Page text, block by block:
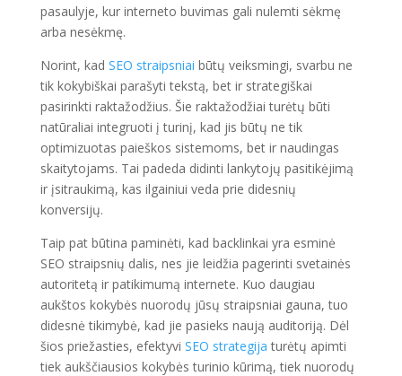
pasaulyje, kur interneto buvimas gali nulemti sėkmę
arba nesėkmę.
Norint, kad SEO straipsniai būtų veiksmingi, svarbu ne
tik kokybiškai parašyti tekstą, bet ir strategiškai
pasirinkti raktažodžius. Šie raktažodžiai turėtų būti
natūraliai integruoti į turinį, kad jis būtų ne tik
optimizuotas paieškos sistemoms, bet ir naudingas
skaitytojams. Tai padeda didinti lankytojų pasitikėjimą
ir įsitraukimą, kas ilgainiui veda prie didesnių
konversijų.
Taip pat būtina paminėti, kad backlinkai yra esminė
SEO straipsnių dalis, nes jie leidžia pagerinti svetainės
autoritetą ir patikimumą internete. Kuo daugiau
aukštos kokybės nuorodų jūsų straipsniai gauna, tuo
didesnė tikimybė, kad jie pasieks naują auditoriją. Dėl
šios priežasties, efektyvi SEO strategija turėtų apimti
tiek aukščiausios kokybės turinio kūrimą, tiek nuorodų